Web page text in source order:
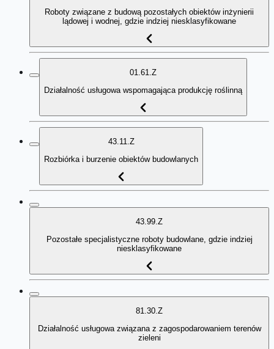
Roboty związane z budową pozostałych obiektów inżynierii
lądowej i wodnej, gdzie indziej niesklasyfikowane
01.61.Z
Działalność usługowa wspomagająca produkcję roślinną
43.11.Z
Rozbiórka i burzenie obiektów budowlanych
43.99.Z
Pozostałe specjalistyczne roboty budowlane, gdzie indziej
niesklasyfikowane
81.30.Z
Działalność usługowa związana z zagospodarowaniem terenów
zieleni